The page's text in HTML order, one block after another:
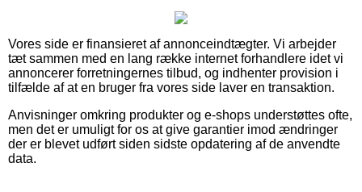
Vores side er finansieret af annonceindtægter. Vi arbejder
tæt sammen med en lang række internet forhandlere idet vi
annoncerer forretningernes tilbud, og indhenter provision i
tilfælde af at en bruger fra vores side laver en transaktion.
Anvisninger omkring produkter og e-shops understøttes ofte,
men det er umuligt for os at give garantier imod ændringer
der er blevet udført siden sidste opdatering af de anvendte
data.